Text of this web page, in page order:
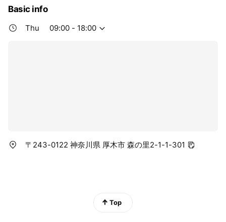
Basic info
Thu 09:00 - 18:00
〒243-0122 神奈川県 厚木市 森の里2-1-1-301
Top